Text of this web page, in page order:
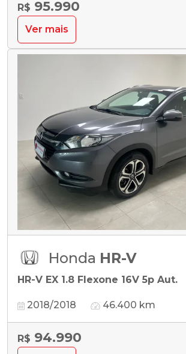
R$ 95.990
Ver mais
Honda HR-V
HR-V EX 1.8 Flexone 16V 5p Aut.
2018/2018 46.400 km
R$ 94.990